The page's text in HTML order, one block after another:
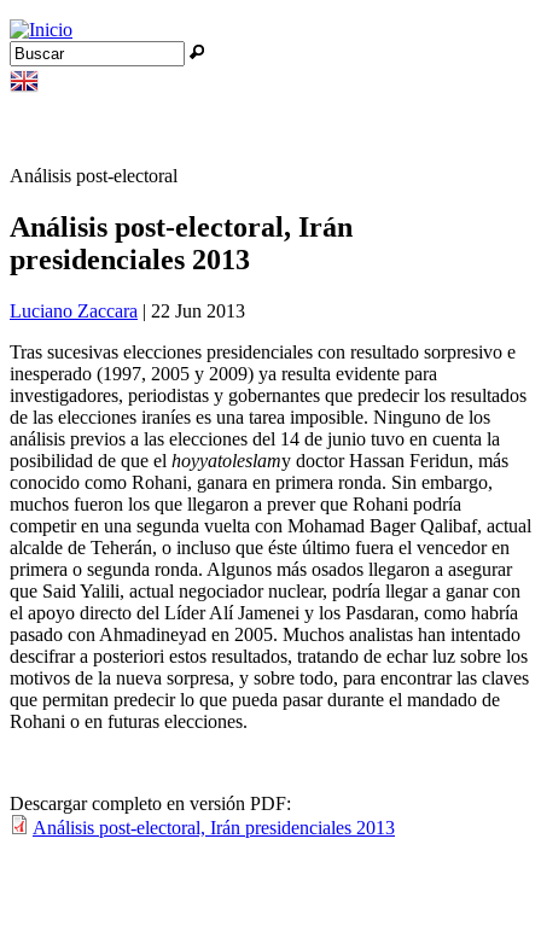
Jump to navigation
Formulario de búsqueda
Buscar
Análisis post-electoral
Análisis post-electoral, Irán
presidenciales 2013
Luciano Zaccara | 22 Jun 2013
Tras sucesivas elecciones presidenciales con resultado sorpresivo e
inesperado (1997, 2005 y 2009) ya resulta evidente para
investigadores, periodistas y gobernantes que predecir los resultados
de las elecciones iraníes es una tarea imposible. Ninguno de los
análisis previos a las elecciones del 14 de junio tuvo en cuenta la
posibilidad de que el hoyyatoleslamy doctor Hassan Feridun, más
conocido como Rohani, ganara en primera ronda. Sin embargo,
muchos fueron los que llegaron a prever que Rohani podría
competir en una segunda vuelta con Mohamad Bager Qalibaf, actual
alcalde de Teherán, o incluso que éste último fuera el vencedor en
primera o segunda ronda. Algunos más osados llegaron a asegurar
que Said Yalili, actual negociador nuclear, podría llegar a ganar con
el apoyo directo del Líder Alí Jamenei y los Pasdaran, como habría
pasado con Ahmadineyad en 2005. Muchos analistas han intentado
descifrar a posteriori estos resultados, tratando de echar luz sobre los
motivos de la nueva sorpresa, y sobre todo, para encontrar las claves
que permitan predecir lo que pueda pasar durante el mandado de
Rohani o en futuras elecciones.
Descargar completo en versión PDF:
Análisis post-electoral, Irán presidenciales 2013